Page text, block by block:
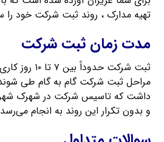
تهیه مدارک ، روند ثبت شرکت خود را
مدت زمان ثبت شرکت
ثبت شرکت
مراحل ثبت شرکت گام به گام طی
داشت که تاسیس شرکت در شهرک
و بدون تکرار این روند به انجام